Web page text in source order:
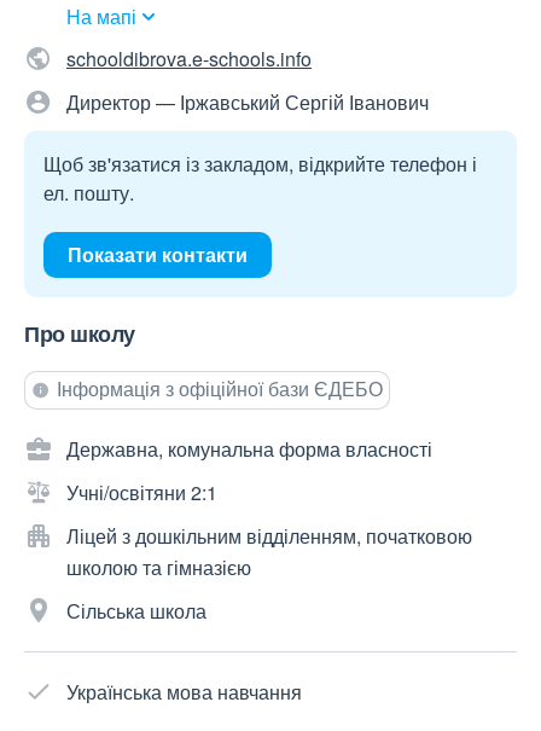
На мапі
schooldibrova.e-schools.info
Директор — Іржавський Сергій Іванович
Щоб зв'язатися із закладом, відкрийте телефон і
ел. пошту.
Показати контакти
Про школу
Інформація з офіційної бази ЄДЕБО
Державна, комунальна форма власності
Учні/освітяни 2:1
Ліцей з дошкільним відділенням, початковою
школою та гімназією
Сільська школа
Українська мова навчання